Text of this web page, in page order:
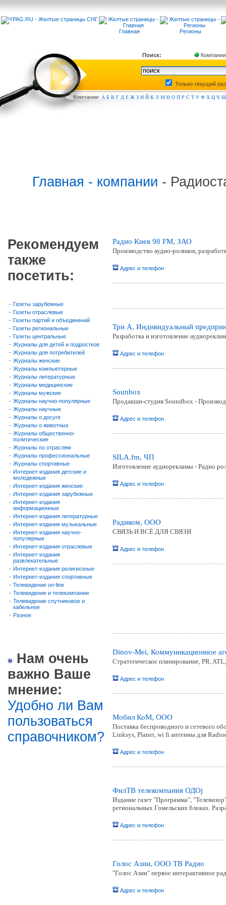
Главная Регионы
Поиск: Компании
Только текущий
Компании: А Б В Г Д Е Ж З И Й К Л М Н О П Р С Т У Ф Х Ц Ч Ш
Главная - компании -
Рекомендуем
также
посетить:
- Газеты зарубежные
- Газеты отраслевые
- Газеты партий и объединений
- Газеты региональные
- Газеты центральные
- Журналы для детей и подростков
- Журналы для потребителей
- Журналы женские
- Журналы компьютерные
- Журналы литературные
- Журналы медицинские
- Журналы мужские
- Журналы научно-популярные
- Журналы научные
- Журналы о досуге
- Журналы о животных
- Журналы общественно-
политические
- Журналы по отраслям
- Журналы профессиональные
- Журналы спортивные
- Интернет-издания детские и
молодежные
- Интернет-издания женские
- Интернет-издания зарубежные
- Интернет-издания
информационные
- Интернет-издания литературные
- Интернет-издания музыкальные
- Интернет-издания научно-
популярные
- Интернет-издания отраслевые
- Интернет-издания
развлекательные
- Интернет-издания религиозные
- Интернет-издания спортивные
- Телевидение on-line
- Телевидение и телекомпании
- Телевидение спутниковое и
кабельное
- Разное
Нам очень
важно Ваше
мнение:
Удобно ли Вам
пользоваться
справочником?
Радио Киев 98 FM, ЗАО
Производство аудио-роликов,
Адрес и телефон
Три А, Индивидуальный
Разработка и изготовление
Адрес и телефон
Sounbox
Продакшн-студия Soundbox -
Адрес и телефон
SILA.fm, ЧП
Изготовление аудиорекламы - Радио
Адрес и телефон
Радиком, ООО
СВЯЗЬ И ВСЁ ДЛЯ СВЯЗИ
Адрес и телефон
Dinov-Mei, Коммуникационное
Стратегическое планирование, PR,
Адрес и телефон
Мобил КоМ, ООО
Поставка беспроводного и сетевого
Linksys, Planet, wi fi антенны для
Адрес и телефон
ФилТВ телекомпания ОДОj
Издание газет "Программа",
региональных Гомельских блоках.
Адрес и телефон
Голос Азии, ООО ТВ Радио
"Голос Азии" первое интерактивное
Адрес и телефон